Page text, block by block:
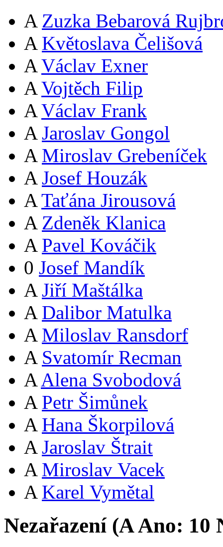
A Zuzka Bebarová
A Květoslava Čelišová
A Václav Exner
A Vojtěch Filip
A Václav Frank
A Jaroslav Gongol
A Miroslav Grebeníček
A Josef Houzák
A Taťána Jirousová
A Zdeněk Klanica
A Pavel Kováčik
0 Josef Mandík
A Jiří Maštálka
A Dalibor Matulka
A Miloslav Ransdorf
A Svatomír Recman
A Alena Svobodová
A Petr Šimůnek
A Hana Škorpilová
A Jaroslav Štrait
A Miroslav Vacek
A Karel Vymětal
Nezařazení (AAno: 10